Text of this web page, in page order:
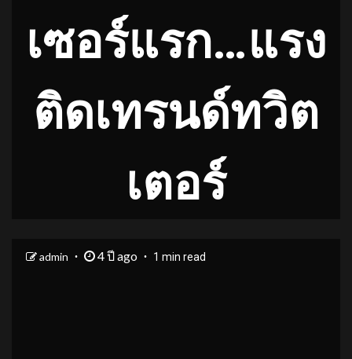
เซอร์แรก…แรง
ติดเทรนด์ทวิต
เตอร์
admin 4 ปี ago 1 min read